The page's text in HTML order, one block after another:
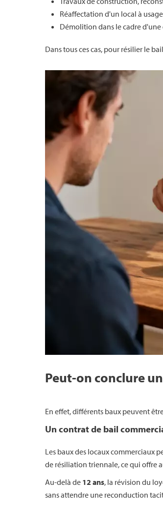
Réaffectation d'un local à
Démolition dans le cadre
Dans tous ces cas, pour résilier le
Peut-on conclure
En effet, différents baux peuvent
Un contrat de bail
Les baux des locaux commerciaux
de résiliation triennale, ce qui offre
Au-delà de 12 ans, la révision du
sans attendre une reconduction